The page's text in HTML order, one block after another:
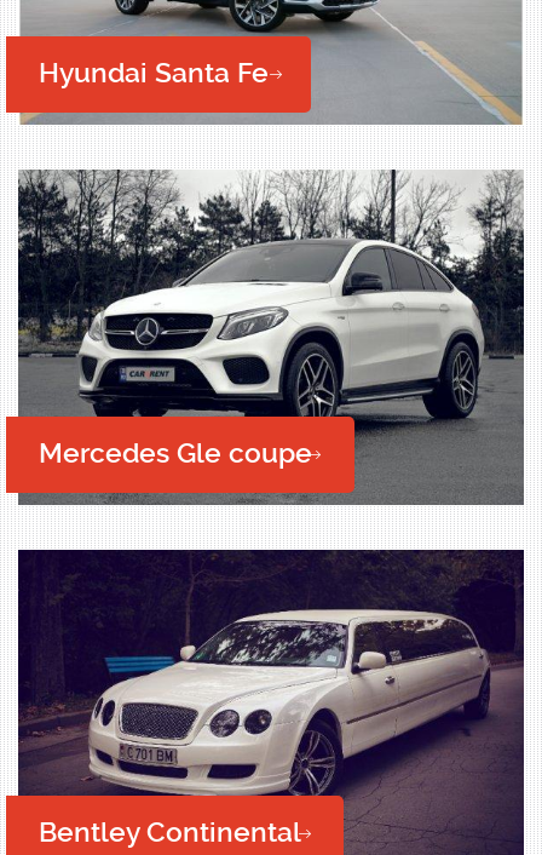
Hyundai Santa Fe
Mercedes Gle coupe
Bentley Continental